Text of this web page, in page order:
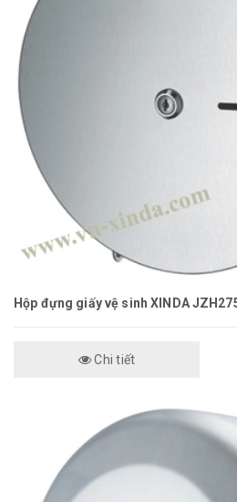
Hộp đựng giấy vệ sinh XINDA
Chi tiết